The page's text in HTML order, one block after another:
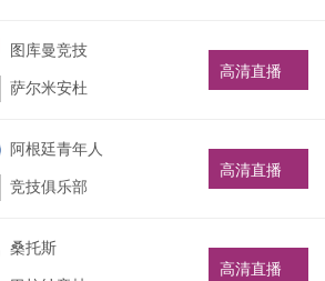
图库曼竞技
萨尔米安杜
高清直播
阿根廷青年人
竞技俱乐部
高清直播
桑托斯
高清直播